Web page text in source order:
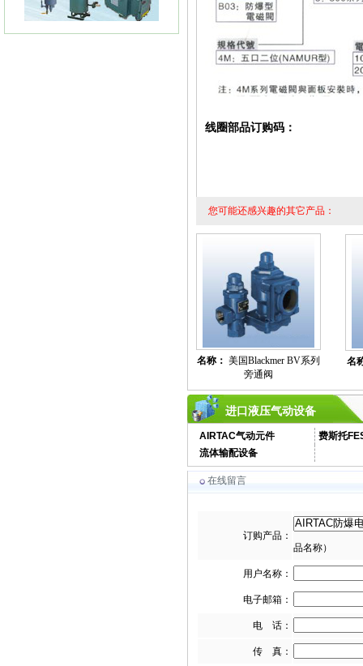
KIMRAY 30指挥器 KIMRAY30
线圈部品订购码：
您可能还感兴趣的其它产品：
名称： 美国Blackmer BV系列
旁通阀
名
进口液压气动设备
AIRTAC气动元件
费斯托
流体输配设备
在线留言
订购产品：
品名称）
用户名称：
电子邮箱：
电 话：
传 真：